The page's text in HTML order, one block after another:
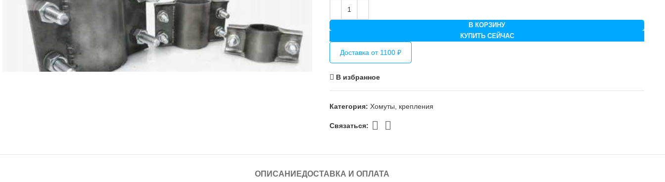
В КОРЗИНУ
КУПИТЬ СЕЙЧАС
Доставка от 1100 ₽
В избранное
Категория: Хомуты, крепления
Связаться:
ОПИСАНИЕДОСТАВКА И ОПЛАТА